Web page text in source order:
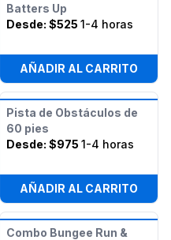
Batters Up
Desde: $525 1-4 horas
AÑADIR AL CARRITO
Pista de Obstáculos de
60 pies
Desde: $975 1-4 horas
AÑADIR AL CARRITO
Combo Bungee Run &